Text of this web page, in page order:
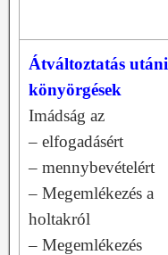
Átváltoztatás utáni
könyörgések
Imádság az
– elfogadásért
– mennybevételért
– Megemlékezés a
holtakról
– Megemlékezés